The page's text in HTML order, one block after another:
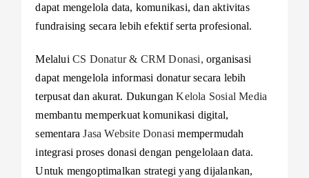
dapat mengelola data, komunikasi, dan aktivitas
fundraising secara lebih efektif serta profesional.
Melalui CS Donatur & CRM Donasi, organisasi
dapat mengelola informasi donatur secara lebih
terpusat dan akurat. DukunganKelola Sosial Media
membantu memperkuat komunikasi digital,
sementaraJasa Website Donasi mempermudah
integrasi proses donasi dengan pengelolaan data.
Untuk mengoptimalkan strategi yang dijalankan,